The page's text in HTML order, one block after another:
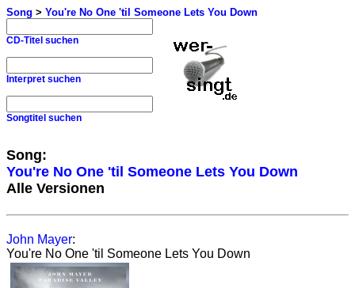
Song > You're No One 'til Someone Lets You Down
CD-Titel suchen
Interpret suchen
Songtitel suchen
Song:
You're No One 'til Someone Lets You Down
Alle Versionen
John Mayer:
You're No One 'til Someone Lets You Down